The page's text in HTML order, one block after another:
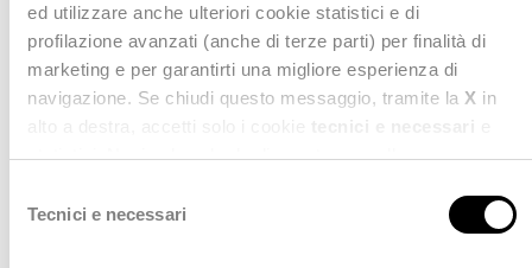
ed utilizzare anche ulteriori cookie statistici e di
profilazione avanzati (anche di terze parti) per finalità di
marketing e per garantirti una migliore esperienza di
navigazione. Se chiudi questo messaggio, tramite la X in
statistici. Naviga le schede di questo pannello per
maggiori informazioni consulta anche la nostra
Privacy
Tecnici e necessari
Evento a latere : Accrual e Rendiconto 2025:
norme, processi e strumenti per una corretta
rendicontazione economico-patrimoniale.
Incontri di approfondimento allo stand, tra cui:
Appalti nel caos? Come ottenere dati certi e